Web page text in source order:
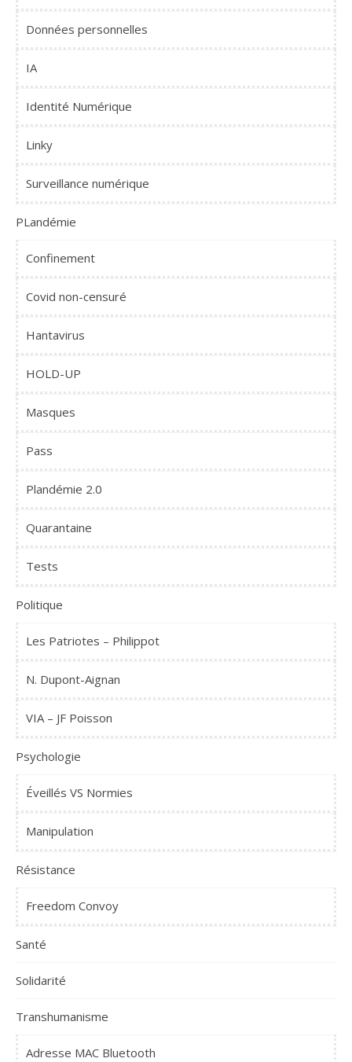
Données personnelles
IA
Identité Numérique
Linky
Surveillance numérique
PLandémie
Confinement
Covid non-censuré
Hantavirus
HOLD-UP
Masques
Pass
Plandémie 2.0
Quarantaine
Tests
Politique
Les Patriotes – Philippot
N. Dupont-Aignan
VIA – JF Poisson
Psychologie
Éveillés VS Normies
Manipulation
Résistance
Freedom Convoy
Santé
Solidarité
Transhumanisme
Adresse MAC Bluetooth